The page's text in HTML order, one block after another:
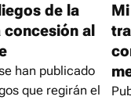
de la
concesión al
han publicado
que regirán el